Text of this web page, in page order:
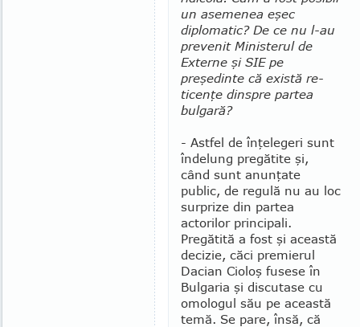
un ase­me­nea eşec
diplomatic? De ce nu l-au
prevenit Mi­nis­terul de
Externe şi SIE pe
preşedinte că există re­
ticenţe dinspre partea
bulgară?
- Astfel de înţelegeri sunt
îndelung pregătite şi,
când sunt anunţate
public, de regulă nu au loc
sur­prize din partea
actorilor principali.
Pregătită a fost şi această
decizie, căci premierul
Dacian Cioloş fu­sese în
Bulgaria şi discutase cu
omologul său pe această
temă. Se pare, însă, că